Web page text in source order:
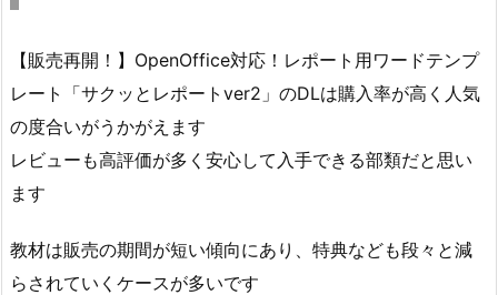
【販売再開！】OpenOffice対応！レポート用ワードテンプ
レート「サクッとレポートver2」のDLは購入率が高く人気
の度合いがうかがえます
レビューも高評価が多く安心して入手できる部類だと思い
ます
教材は販売の期間が短い傾向にあり、特典なども段々と減
らされていくケースが多いです